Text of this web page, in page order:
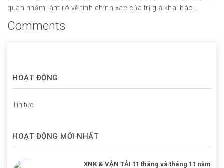
quan nhằm làm rõ về tính chính xác của trị giá khai báo…
Comments
HOẠT ĐỘNG
Tin tức
HOẠT ĐỘNG MỚI NHẤT
XNK & VẬN TẢI 11 tháng và tháng 11 năm